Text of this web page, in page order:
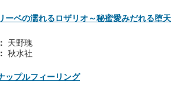
ーベの濡れるロザリオ～秘蜜愛みだれる堕天
天野瑰
秋水社
ップルフィーリング